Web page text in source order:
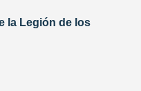
la Legión de los